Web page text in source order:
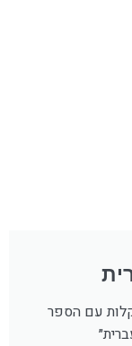
עם הספר